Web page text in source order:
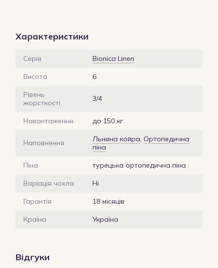
Характеристики
Серія Bionica Linen
Висота 6
Рівень
жорсткості
3/4
Навантаження до 150 кг
Наповнення Льняна койра, Ортопедична
піна
Піна турецька ортопедична піна
Варіація чохла Ні
Гарантія 18 місяців
Країна Україна
Відгуки